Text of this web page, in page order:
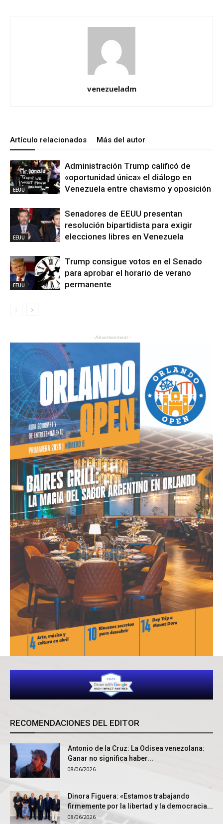
venezueladm
Artículo relacionados Más del autor
EEUU
Administración Trump calificó de
«oportunidad única» el diálogo en
Venezuela entre chavismo y oposición
EEUU
Senadores de EEUU presentan
resolución bipartidista para exigir
elecciones libres en Venezuela
EEUU
Trump consigue votos en el Senado
para aprobar el horario de verano
permanente
- Advertisement -
RECOMENDACIONES DEL EDITOR
Antonio de la Cruz: La Odisea venezolana:
Ganar no significa haber...
08/06/2026
Dinora Figuera: «Estamos trabajando
firmemente por la libertad y la democracia...
08/06/2026